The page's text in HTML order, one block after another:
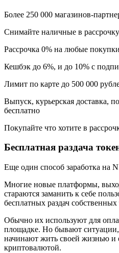
Более 250 000 магазинов-
Снимайте наличные в рассрочку
Рассрочка 0% на любые
Кешбэк до 6%, и до 10% с
Лимит по карте до 500 000
Выпуск, курьерская доставка,
бесплатно
Покупайте что хотите в
Бесплатная раздача
Еще один способ заработка на
Многие новые платформы,
стараются заманить к себе
бесплатных раздач собственных
Обычно их используют для
площадке. Но бывают
начинают жить своей жизнью и
криптовалютой.